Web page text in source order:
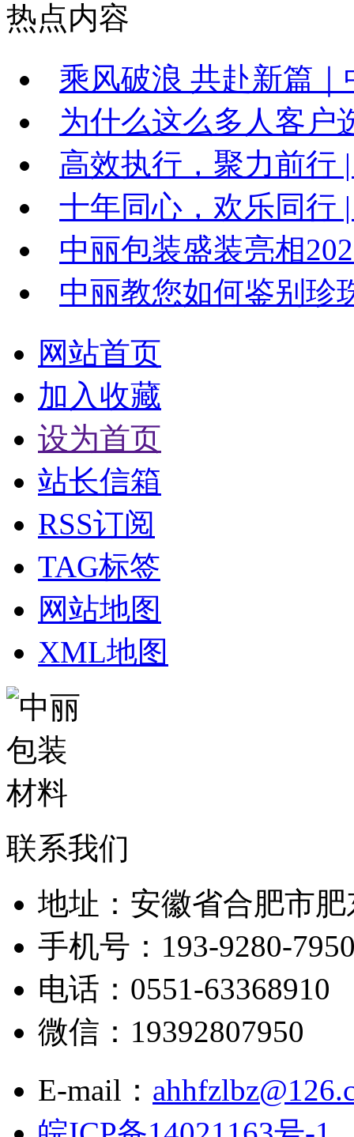
热点内容
乘风破浪 共赴新篇｜
为什么这么多人客户
高效执行，聚力前行
十年同心，欢乐同行
中丽包装盛装亮相
中丽教您如何鉴别珍
网站首页
加入收藏
设为首页
站长信箱
RSS订阅
TAG标签
网站地图
XML地图
联系我们
地址：安徽省合肥市
手机号：193-9280-
电话：0551-63368910
微信：19392807950
E-mail：